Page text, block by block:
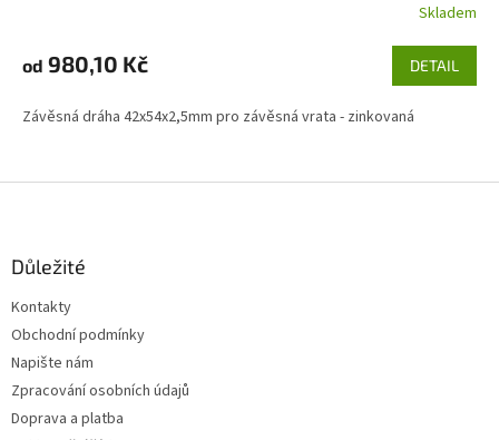
Skladem
od 980,10 Kč DETAIL
Závěsná dráha 42x54x2,5mm pro závěsná vrata - zinkovaná
Důležité
Kontakty
Obchodní podmínky
Napište nám
Zpracování osobních údajů
Doprava a platba